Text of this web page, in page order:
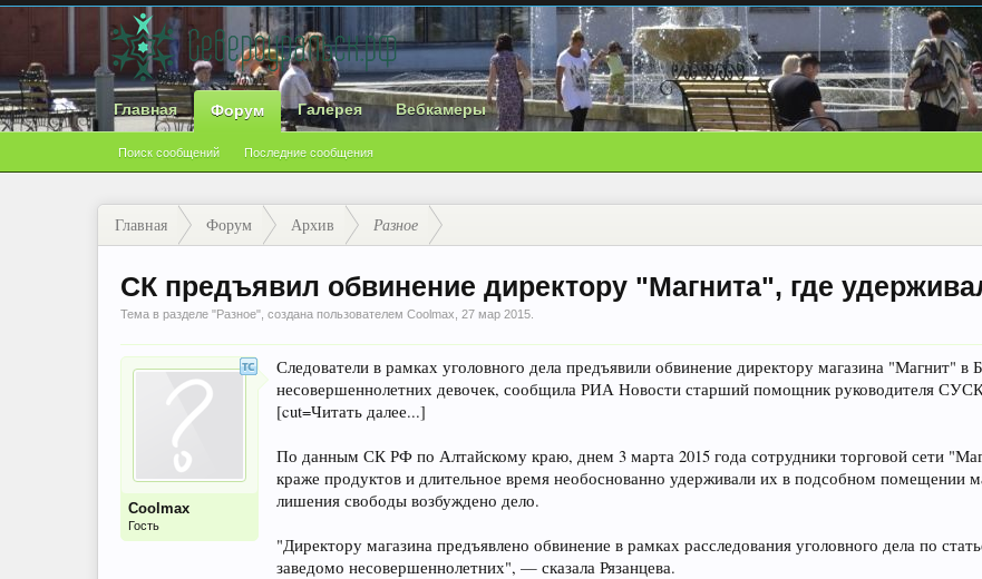
Главная Форум
Поиск сообщений Последние сообщения
Галерея Вебкамеры
Главная Форум Архив Разное
СК предъявил обвинение директору "Магнита", где
Тема в разделе "Разное", создана пользователем Coolmax 27 мар 2015
Coolmax
Гость
Следователи в рамках уголовного дела предъявили обвинение директору магазина "Магнит" в
несовершеннолетних девочек, сообщила РИА Новости старший помощник руководителя
[cut=Читать далее...]
По данным СК РФ по Алтайскому краю, днем 3 марта 2015 года сотрудники торговой сети
краже продуктов и длительное время необоснованно удерживали их в подсобном помещении
лишения свободы возбуждено дело.
"Директору магазина предъявлено обвинение в рамках расследования уголовного дела по
заведомо несовершеннолетних", — сказала Рязанцева.